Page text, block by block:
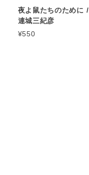
夜よ鼠たちのために /
連城三紀彦
¥550